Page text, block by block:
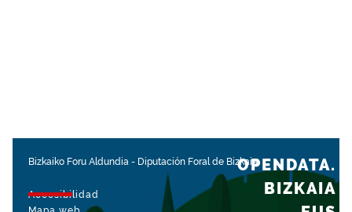
Bizkaiko Foru Aldundia - Diputación Foral de Bizkaia
Accesibilidad
OPENDATA.
BIZKAIA